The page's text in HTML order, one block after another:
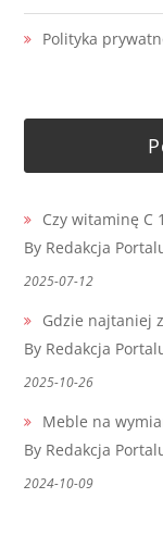
Polityka
Czy witaminę C
By Redakcja
2025-07-12
Gdzie najtaniej
By Redakcja
2025-10-26
Meble na
By Redakcja
2024-10-09